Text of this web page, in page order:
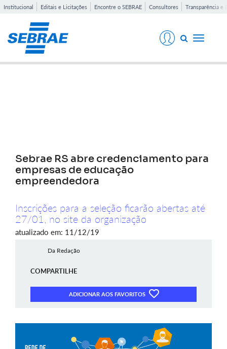
Institucional Editais e Licitações Encontre o SEBRAE Consultores Transparência e
Toggle
Sebrae RS abre credenciamento para
empresas de educação
empreendedora
Inscrições para a seleção ficarão abertas até
27/01, no site da organização
atualizado em: 11/12/19
Da Redação
COMPARTILHE
ADICIONAR AOS FAVORITOS